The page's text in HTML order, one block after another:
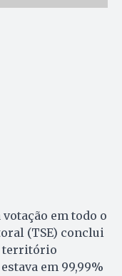
em todo o
(TSE) conclui
território
em 99,99%